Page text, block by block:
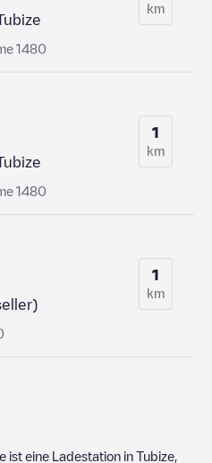
1480
km
1480
1
km
1
km
e ist eine Ladestation in Tubize